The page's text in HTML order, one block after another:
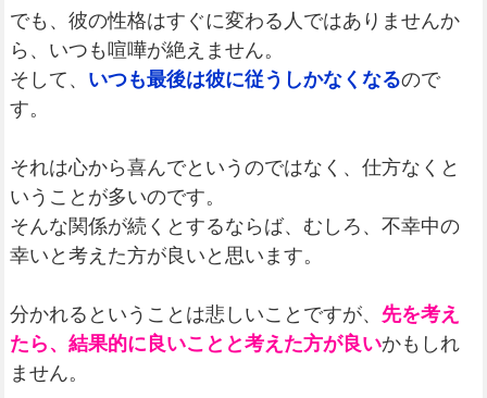
でも、彼の性格はすぐに変わる人ではありませんか
ら、いつも喧嘩が絶えません。
そして、 いつも最後は彼に従うしかなくなるので
す。
それは心から喜んでというのではなく、仕方なくと
いうことが多いのです。
そんな関係が続くとするならば、むしろ、不幸中の
幸いと考えた方が良いと思います。
分かれるということは悲しいことですが、 先を考え
たら、結果的に良いことと考えた方が良いかもしれ
ません。